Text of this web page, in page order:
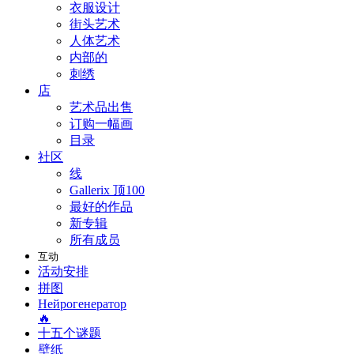
衣服设计
街头艺术
人体艺术
内部的
刺绣
店
艺术品出售
订购一幅画
目录
社区
线
Gallerix 顶100
最好的作品
新专辑
所有成员
互动
活动安排
拼图
Нейрогенератор
🔥
十五个谜题
壁纸